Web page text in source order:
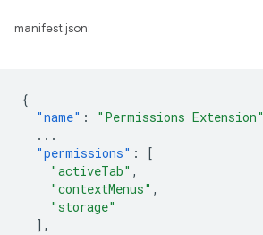
manifest.json:
{
"name" : "Permissions Extension"
...
"permissions" :
[
"activeTab" ,
"contextMenus" ,
"storage"
],